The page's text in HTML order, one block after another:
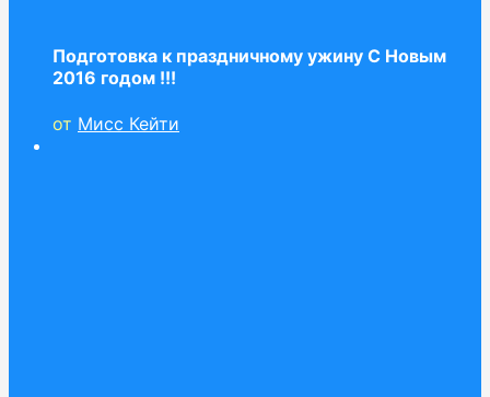
Подготовка к праздничному ужину С Новым
2016 годом !!!
от Мисс Кейти